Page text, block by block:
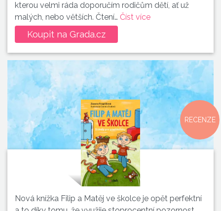
kterou velmi ráda doporučím rodičům dětí, ať už
malých, nebo větších. Čtení… Číst více
Koupit na Grada.cz
Nová knížka Filip a Matěj ve školce je opět perfektní
RECENZE